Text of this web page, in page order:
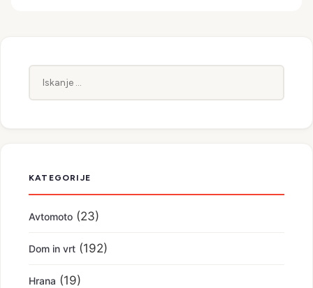
KATEGORIJE
Avtomoto (23)
Dom in vrt (192)
Hrana (19)